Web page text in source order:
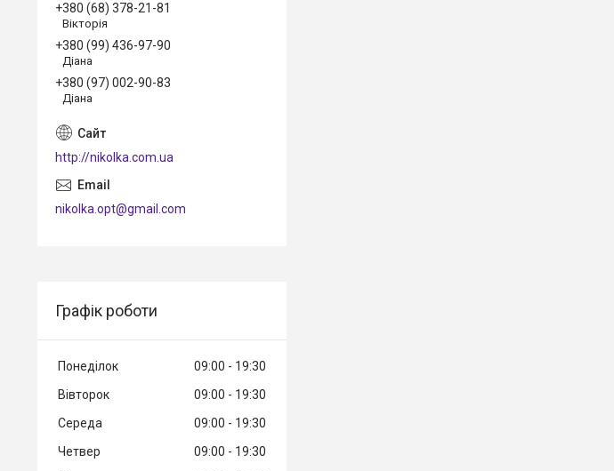
+380 (68) 378-21-81
Вікторія
+380 (99) 436-97-90
Діана
+380 (97) 002-90-83
Діана
http://nikolka.com.ua
nikolka.opt@gmail.com
Графік роботи
Понеділок 09:00
19:30
Вівторок
09:00
19:30
Середа
09:00
19:30
Четвер
09:00
19:30